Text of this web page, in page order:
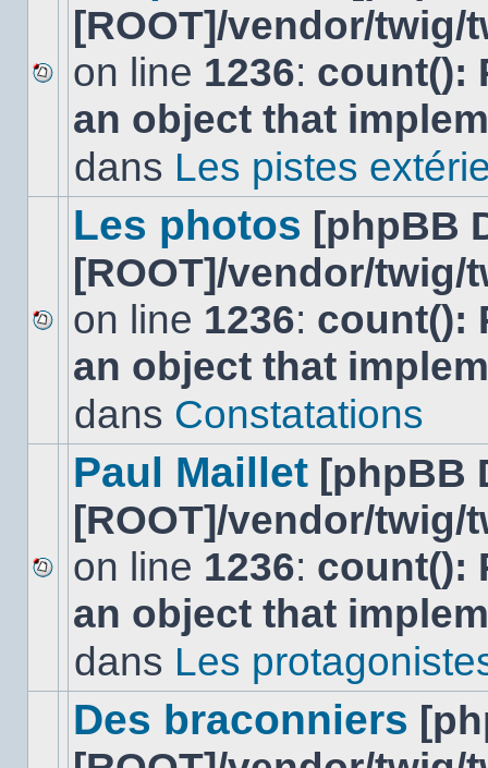
Aucun
nouveau
message
[ROOT]/vendor/
on line 1236: count():
an object that
dans Les pistes
Aucun
nouveau
message
sujet.
Les photos [phpBB
[ROOT]/vendor/
on line 1236: count():
an object that
dans Constatations
Aucun
nouveau
message
sujet.
Paul Maillet [phpBB
[ROOT]/vendor/
on line 1236: count():
an object that
dans Les
Des braconniers